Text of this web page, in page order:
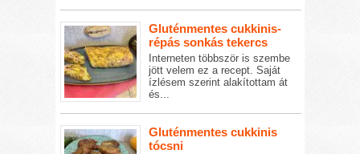
Gluténmentes cukkinis-
répás sonkás tekercs
Interneten többször is szembe
jött velem ez a recept. Saját
ízlésem szerint alakítottam át
és...
Gluténmentes cukkinis
tócsni